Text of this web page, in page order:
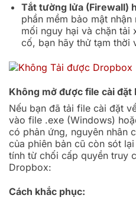
Tắt tường lửa (Firewall)
phần mềm bảo mật
mối nguy hại và chặn
cố, bạn hãy thử tạm thời
Không mở được file cài đặt
Nếu bạn đã tải file cài đặt
vào file .exe (Windows)
có phản ứng, nguyên nhân
của phiên bản cũ còn sót
tính từ chối cấp quyền truy
Dropbox:
Cách khắc phục: